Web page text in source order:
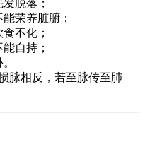
脱落；
荣养脏腑；
不化；
自持；
脉相反，若至脉传至肺